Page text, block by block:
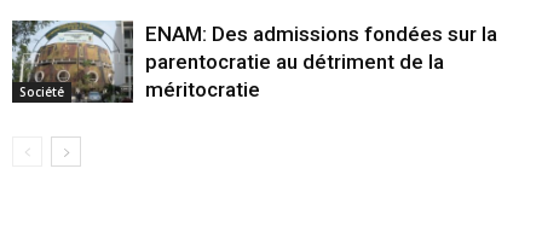
Société
ENAM: Des admissions fondées sur la
parentocratie au détriment de la
méritocratie